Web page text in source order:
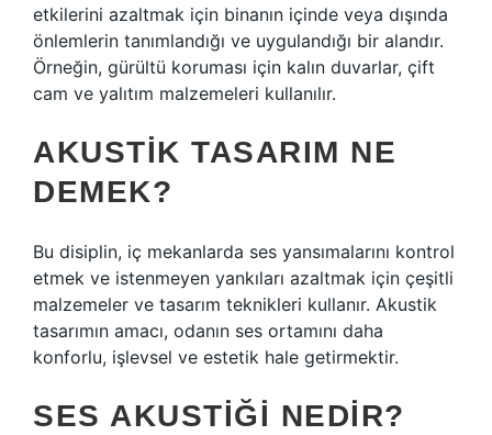
etkilerini azaltmak için binanın içinde veya dışında
önlemlerin tanımlandığı ve uygulandığı bir alandır.
Örneğin, gürültü koruması için kalın duvarlar, çift
cam ve yalıtım malzemeleri kullanılır.
AKUSTIK TASARIM NE
DEMEK?
Bu disiplin, iç mekanlarda ses yansımalarını kontrol
etmek ve istenmeyen yankıları azaltmak için çeşitli
malzemeler ve tasarım teknikleri kullanır. Akustik
tasarımın amacı, odanın ses ortamını daha
konforlu, işlevsel ve estetik hale getirmektir.
SES AKUSTIĞI NEDIR?